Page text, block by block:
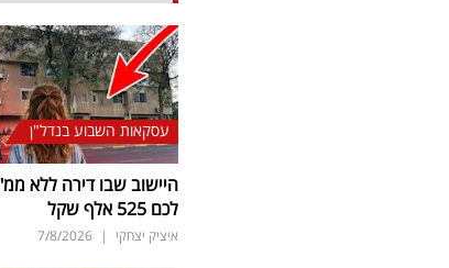
עסקאות השבוע בנדל"ן
היישוב שבו דירה ללא
לכם 525 אלף שקל
איציק יצחקי |
7/8/2026